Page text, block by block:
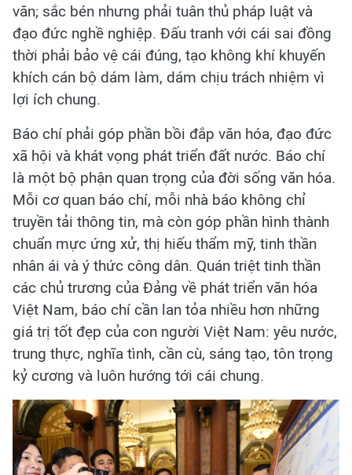
văn; sắc bén nhưng phải tuân thủ pháp luật và
đạo đức nghề nghiệp. Đấu tranh với cái sai đồng
thời phải bảo vệ cái đúng, tạo không khí khuyến
khích cán bộ dám làm, dám chịu trách nhiệm vì
lợi ích chung.
Báo chí phải góp phần bồi đắp văn hóa, đạo đức
xã hội và khát vọng phát triển đất nước. Báo chí
là một bộ phận quan trọng của đời sống văn hóa.
Mỗi cơ quan báo chí, mỗi nhà báo không chỉ
truyền tải thông tin, mà còn góp phần hình thành
chuẩn mực ứng xử, thị hiếu thẩm mỹ, tinh thần
nhân ái và ý thức công dân. Quán triệt tinh thần
các chủ trương của Đảng về phát triển văn hóa
Việt Nam, báo chí cần lan tỏa nhiều hơn những
giá trị tốt đẹp của con người Việt Nam: yêu nước,
trung thực, nghĩa tình, cần cù, sáng tạo, tôn trọng
kỷ cương và luôn hướng tới cái chung.